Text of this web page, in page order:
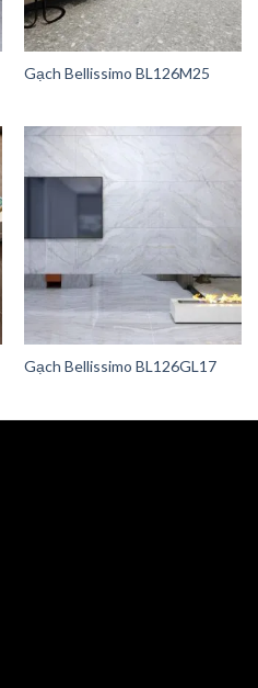
Gạch Bellissimo BL126M25
Gạch Bellissimo BL126GL17